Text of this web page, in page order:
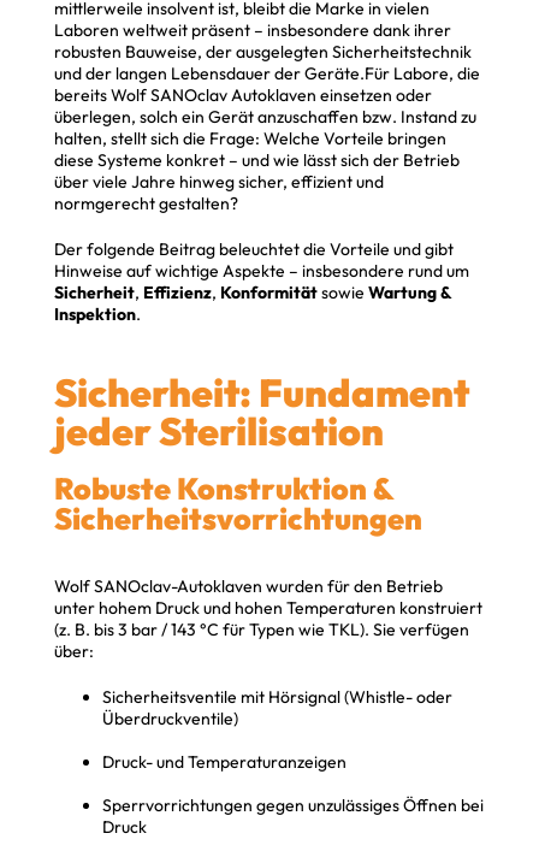
mittlerweile insolvent ist, bleibt die Marke in vielen
Laboren weltweit präsent – insbesondere dank ihrer
robusten Bauweise, der ausgelegten Sicherheitstechnik
und der langen Lebensdauer der Geräte.Für Labore, die
bereits Wolf SANOclav Autoklaven einsetzen oder
überlegen, solch ein Gerät anzuschaffen bzw. Instand zu
halten, stellt sich die Frage: Welche Vorteile bringen
diese Systeme konkret – und wie lässt sich der Betrieb
über viele Jahre hinweg sicher, effizient und
normgerecht gestalten?
Der folgende Beitrag beleuchtet die Vorteile und gibt
Hinweise auf wichtige Aspekte – insbesondere rund um
Sicherheit, Effizienz, Konformitätsowie Wartung &
Inspektion.
Sicherheit: Fundament
jeder Sterilisation
Robuste Konstruktion &
Sicherheitsvorrichtungen
Wolf SANOclav-Autoklaven wurden für den Betrieb
unter hohem Druck und hohen Temperaturen konstruiert
(z. B. bis 3 bar / 143 °C für Typen wie TKL). Sie verfügen
über:
Sicherheitsventile mit Hörsignal (Whistle- oder
Überdruckventile)
Druck- und Temperaturanzeigen
Sperrvorrichtungen gegen unzulässiges Öffnen bei
Druck